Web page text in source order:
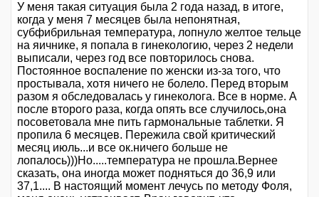
У меня такая ситуация была 2 года назад, в итоге,
когда у меня 7 месяцев была непонятная,
субфибрильная температура, лопнуло желтое тельце
на яичнике, я попала в гинекологию, через 2 недели
выписали, через год все повторилось снова.
Постоянное воспаление по женски из-за того, что
простывала, хотя ничего не болело. Перед вторым
разом я обследовалась у гинеколога. Все в норме. А
после второго раза, когда опять все случилось,она
посоветовала мне пить гармональные таблетки. Я
пропила 6 месяцев. Пережила свой критический
месяц июль...и все ок.ничего больше не
лопалось)))Но.....температура не прошла.Вернее
сказать, она иногда может подняться до 36,9 или
37,1.... В настоящий момент лечусь по методу Фоля,